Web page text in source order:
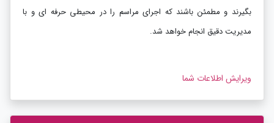
بگیرند و مطمئن باشند که اجرای مراسم را در محیطی حرفه ای و با
مدیریت دقیق انجام خواهد شد.
ویرایش اطلاعات شما